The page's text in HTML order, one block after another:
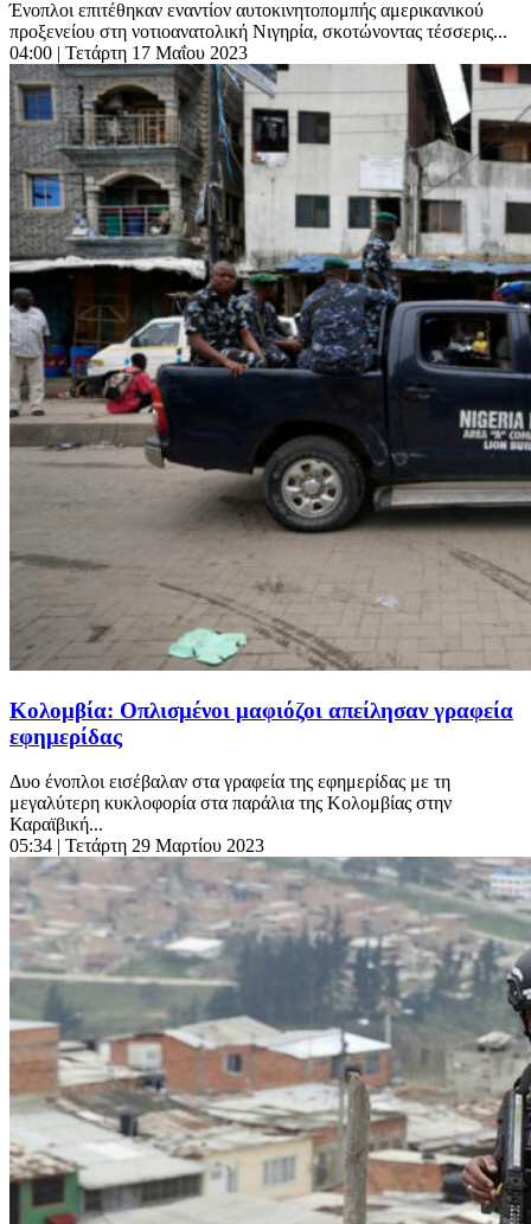
Ένοπλοι επιτέθηκαν εναντίον αυτοκινητοπομπής αμερικανικού
προξενείου στη νοτιοανατολική Νιγηρία, σκοτώνοντας τέσσερις...
04:00 | Τετάρτη 17 Μαΐου 2023
Κολομβία: Οπλισμένοι μαφιόζοι απείλησαν γραφεία
εφημερίδας
Δυο ένοπλοι εισέβαλαν στα γραφεία της εφημερίδας με τη
μεγαλύτερη κυκλοφορία στα παράλια της Κολομβίας στην
Καραϊβική...
05:34 | Τετάρτη 29 Μαρτίου 2023